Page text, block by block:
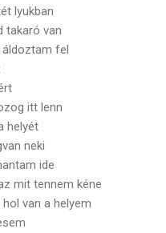
lyukban
takaró van
fel
itt lenn
helyét
neki
ide
mit tennem kéne
van a helyem